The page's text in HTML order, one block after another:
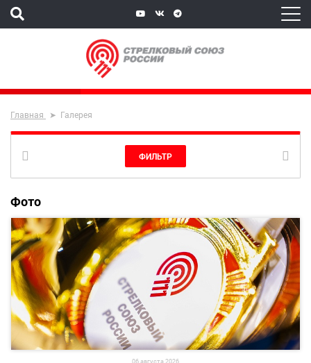
Главная Галерея
ФИЛЬТР
Фото
06 августа 2026